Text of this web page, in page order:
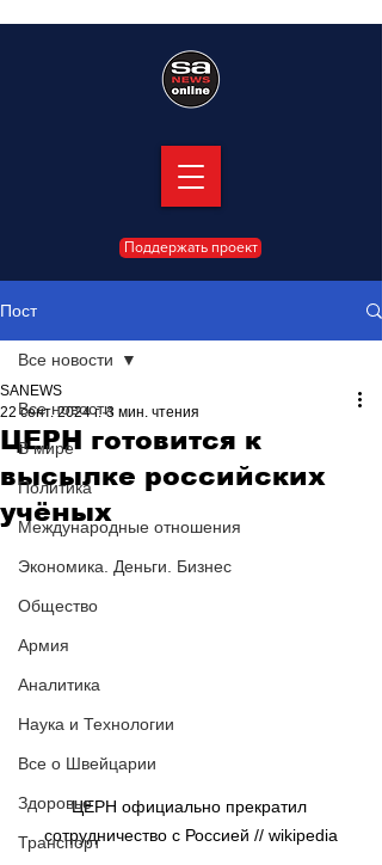
Поддержать проект
Пост
Все новости
В мире
Политика
Международные отношения
Экономика. Деньги. Бизнес
Общество
Армия
Аналитика
Наука и Технологии
Все о Швейцарии
Здоровье
Транспорт
Все новости
ЦЕРН готовится к
высылке российских
учёных
SANEWS
22 сент. 2024 г. 3 мин. чтения
ЦЕРН официально прекратил
сотрудничество с Россией // wikipedia